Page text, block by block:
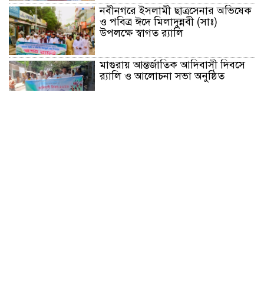
নবীনগরে ইসলামী ছাত্রসেনার অভিষেক
ও পবিত্র ঈদে মিলাদুন্নবী (সাঃ)
উপলক্ষে স্বাগত র‍্যালি
মাগুরায় আন্তর্জাতিক আদিবাসী দিবসে
র‍্যালি ও আলোচনা সভা অনুষ্ঠিত